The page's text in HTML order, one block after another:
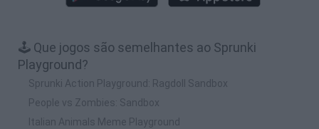
🕹️ Que jogos são semelhantes ao Sprunki
Playground?
Sprunki Action Playground: Ragdoll Sandbox
People vs Zombies: Sandbox
Italian Animals Meme Playground